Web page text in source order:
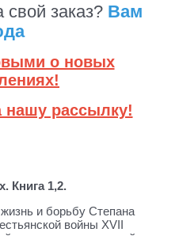
свой заказ? Вам
о новых
нашу рассылку!
Книга 1,2.
и борьбу Степана
войны XVII